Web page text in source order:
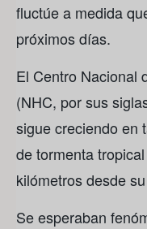
fluctúe a medida
próximos días.
El Centro Nacional
(NHC, por sus
sigue creciendo en
de tormenta
kilómetros desde
Se esperaban